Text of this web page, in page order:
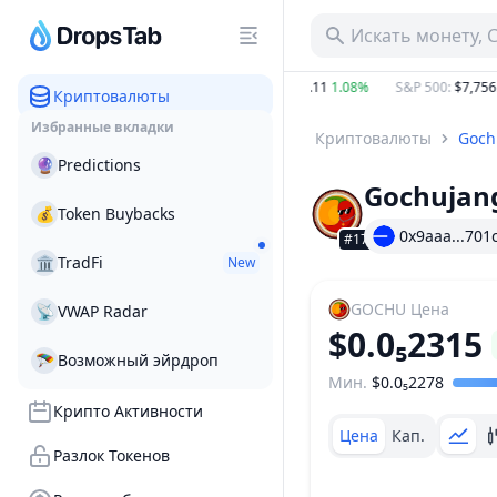
Криптовалюты
Избранные вкладки
🔮 Predictions
💰 Token Buybacks
🏛 TradFi New
📡 VWAP Radar
🪂 Возможный эйрдроп
Крипто Активности
Разлок Токенов
Искать монету,
BTC 1.08% S&P 500:$7,756.87
Криптовалюты
#1796
GOCHU Цена
$0.0₅2315
Ценовой диапазон
Мин. $0.0₅2278
Цена Кап.